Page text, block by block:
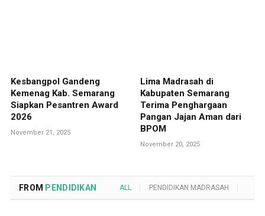
Kesbangpol Gandeng
Kemenag Kab. Semarang
Siapkan Pesantren Award
2026
November 21, 2025
Lima Madrasah di
Kabupaten Semarang
Terima Penghargaan
Pangan Jajan Aman dari
BPOM
November 20, 2025
FROM PENDIDIKAN ALL PENDIDIKAN MADRASAH